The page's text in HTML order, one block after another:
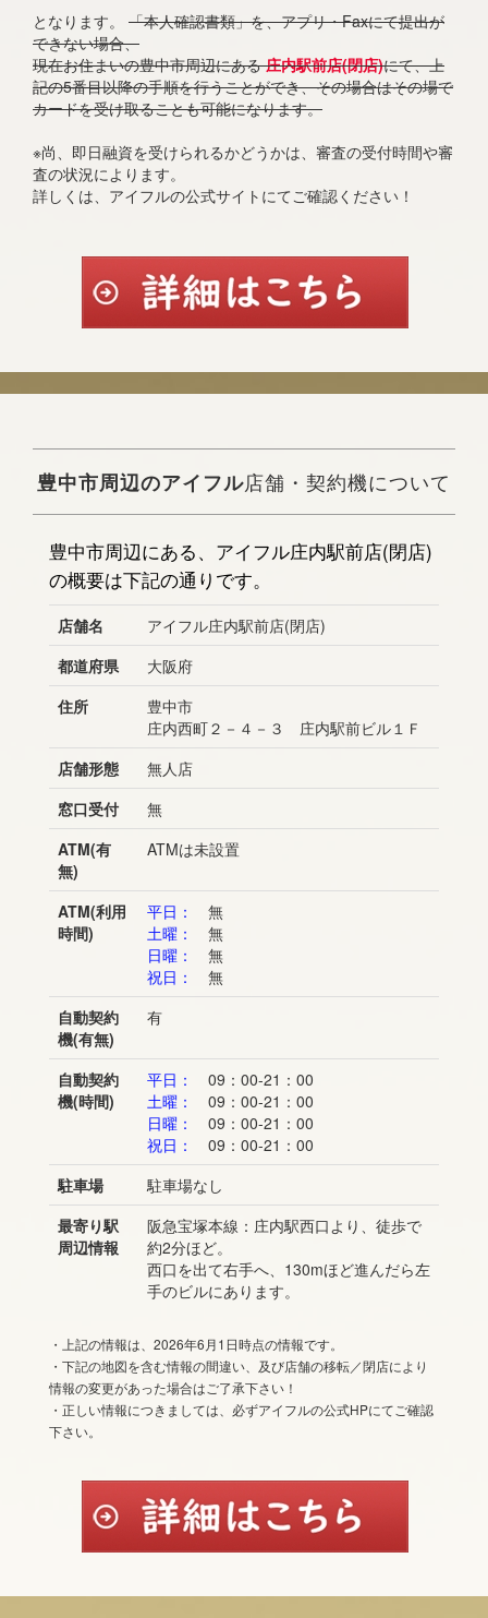
となります。 「本人確認書類」を、アプリ・Faxにて提出が
できない場合、
現在お住まいの豊中市周辺にある庄内駅前店(閉店)にて、上
記の5番目以降の手順を行うことができ、その場合はその場で
カードを受け取ることも可能になります。
※尚、即日融資を受けられるかどうかは、審査の受付時間や審
査の状況によります。
詳しくは、アイフルの公式サイトにてご確認ください！
豊中市周辺のアイフル店舗・契約機について
豊中市周辺にある、アイフル庄内駅前店(閉店)
の概要は下記の通りです。
店舗名
アイフル庄内駅前店(閉店)
都道府県
大阪府
住所
豊中市
庄内西町２－４－３ 庄内駅前ビル１Ｆ
店舗形態
無人店
窓口受付
無
ATM(有
無)
ATMは未設置
ATM(利用
時間)
平日：
無
土曜：
無
日曜：
無
祝日：
無
自動契約
機(有無)
有
自動契約
機(時間)
平日：
09：00-21：00
土曜：
09：00-21：00
日曜：
09：00-21：00
祝日：
09：00-21：00
駐車場
駐車場なし
最寄り駅
周辺情報
阪急宝塚本線：庄内駅西口より、徒歩で
約2分ほど。
西口を出て右手へ、130mほど進んだら左
手のビルにあります。
・上記の情報は、2026年6月1日時点の情報です。
・下記の地図を含む情報の間違い、及び店舗の移転／閉店により
情報の変更があった場合はご了承下さい！
・正しい情報につきましては、必ずアイフルの公式HPにてご確認
下さい。